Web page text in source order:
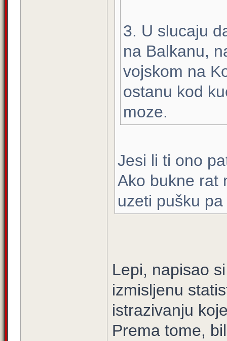
3. U slucaju
na Balkanu,
vojskom na
ostanu kod
moze.
Jesi li ti ono
Ako bukne rat
uzeti pušku
Lepi, napisao
izmisljenu
istrazivanju
Prema tome,